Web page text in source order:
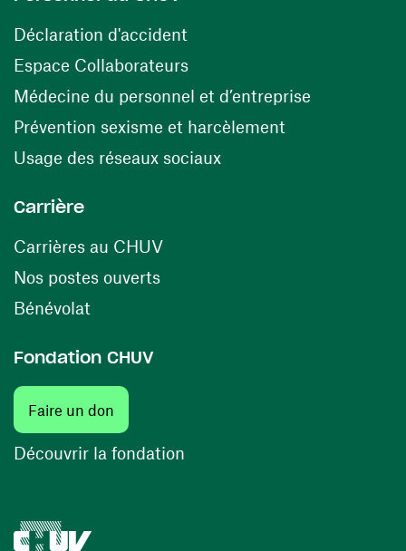
Déclaration d'accident
Espace Collaborateurs(ouvre une nouvelle fenêtre)
Médecine du personnel et d’entreprise
Prévention sexisme et harcèlement
Usage des réseaux sociaux(ouvre une nouvelle
Carrière
Carrières au CHUV(ouvre une nouvelle fenêtre)
Nos postes ouverts(ouvre une nouvelle fenêtre)
Bénévolat
Fondation CHUV
Faire un don
Découvrir la fondation